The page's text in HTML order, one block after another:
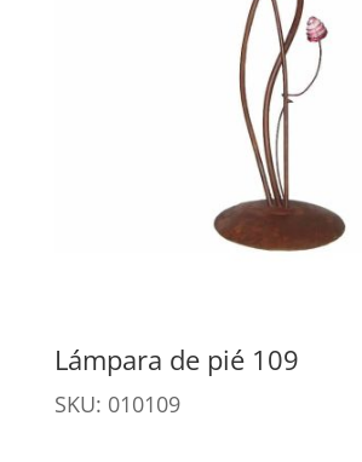
Lámpara de pié 109
SKU: 010109